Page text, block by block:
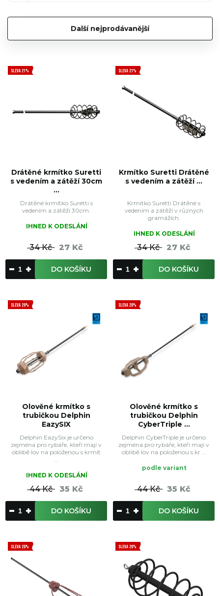
Další nejprodávanější
SLEVA 21%
Drátěné krmítko Suretti
s vedením a zátěží 30cm
...
Drátěné krmítko Suretti s
vedením a zátěží 30cm.
IHNED K ODESLÁNÍ
34 Kč 27 Kč
DO KOŠÍKU
SLEVA 21%
Krmítko Suretti Drátěné
s vedením a zátěží ...
Krmítko Suretti Drátěné s
vedením a zátěží v různých
gramážích.
IHNED K ODESLÁNÍ
34 Kč 27 Kč
DO KOŠÍKU
SLEVA 20%
Olověné krmítko s
trubičkou Delphin
EazySIX
Delphin EazySix je určeno
zejména pro rybáře, kteří mají v
oblibě lov na položenou s krmít
...
IHNED K ODESLÁNÍ
44 Kč 35 Kč
DO KOŠÍKU
SLEVA 20%
Olověné krmítko s
trubičkou Delphin
CyberTriple ...
Delphin CyberTriple je určeno
zejména pro rybáře, kteří mají v
oblibě lov na položenou s kr ...
podle variant
44 Kč 35 Kč
DO KOŠÍKU
SLEVA 20% SLEVA 20%